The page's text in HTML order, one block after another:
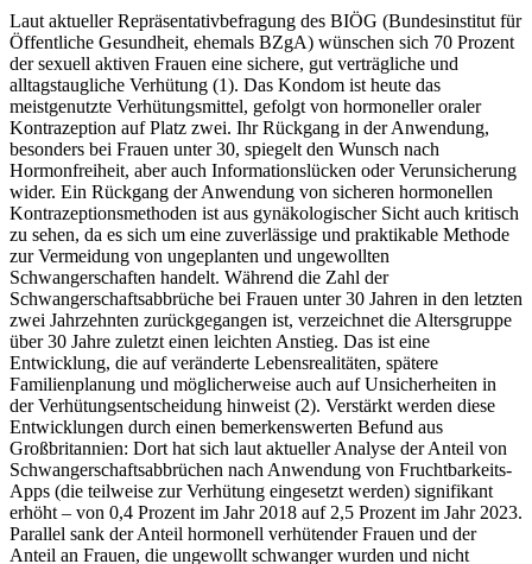
Laut aktueller Repräsentativbefragung des BIÖG (Bundesinstitut für
Öffentliche Gesundheit, ehemals BZgA) wünschen sich 70 Prozent
der sexuell aktiven Frauen eine sichere, gut verträgliche und
alltagstaugliche Verhütung (1). Das Kondom ist heute das
meistgenutzte Verhütungsmittel, gefolgt von hormoneller oraler
Kontrazeption auf Platz zwei. Ihr Rückgang in der Anwendung,
besonders bei Frauen unter 30, spiegelt den Wunsch nach
Hormonfreiheit, aber auch Informationslücken oder Verunsicherung
wider. Ein Rückgang der Anwendung von sicheren hormonellen
Kontrazeptionsmethoden ist aus gynäkologischer Sicht auch kritisch
zu sehen, da es sich um eine zuverlässige und praktikable Methode
zur Vermeidung von ungeplanten und ungewollten
Schwangerschaften handelt. Während die Zahl der
Schwangerschaftsabbrüche bei Frauen unter 30 Jahren in den letzten
zwei Jahrzehnten zurückgegangen ist, verzeichnet die Altersgruppe
über 30 Jahre zuletzt einen leichten Anstieg. Das ist eine
Entwicklung, die auf veränderte Lebensrealitäten, spätere
Familienplanung und möglicherweise auch auf Unsicherheiten in
der Verhütungsentscheidung hinweist (2). Verstärkt werden diese
Entwicklungen durch einen bemerkenswerten Befund aus
Großbritannien: Dort hat sich laut aktueller Analyse der Anteil von
Schwangerschaftsabbrüchen nach Anwendung von Fruchtbarkeits-
Apps (die teilweise zur Verhütung eingesetzt werden) signifikant
erhöht – von 0,4 Prozent im Jahr 2018 auf 2,5 Prozent im Jahr 2023.
Parallel sank der Anteil hormonell verhütender Frauen und der
Anteil an Frauen, die ungewollt schwanger wurden und nicht